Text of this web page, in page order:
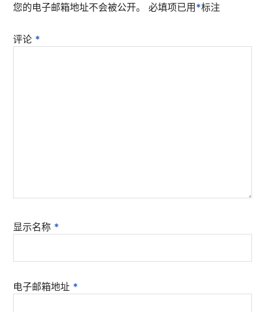
您的电子邮箱地址不会被公开。 必填项已用*标注
评论 *
显示名称 *
电子邮箱地址 *